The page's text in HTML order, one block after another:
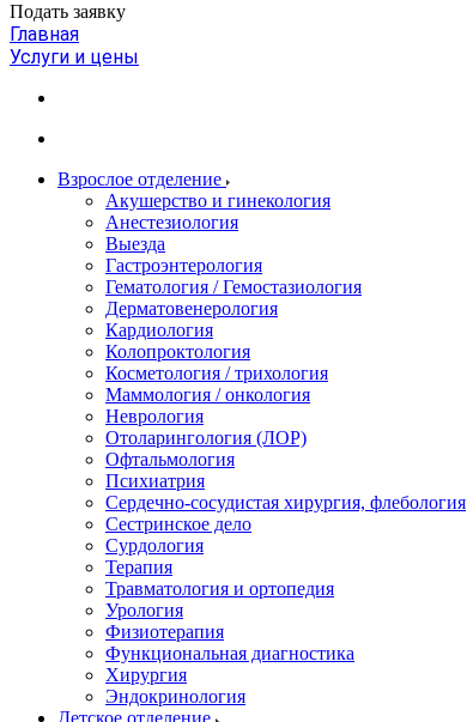
Подать заявку
Главная
Услуги и цены
Взрослое отделение
Акушерство и гинекология
Анестезиология
Выезда
Гастроэнтерология
Гематология / Гемостазиология
Дерматовенерология
Кардиология
Колопроктология
Косметология / трихология
Маммология / онкология
Неврология
Отоларингология (ЛОР)
Офтальмология
Психиатрия
Сердечно-сосудистая хирургия, флебология
Сестринское дело
Сурдология
Терапия
Травматология и ортопедия
Урология
Физиотерапия
Функциональная диагностика
Хирургия
Эндокринология
Детское отделение